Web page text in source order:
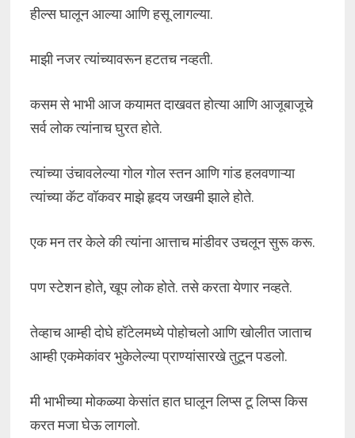
हील्स घालून आल्या आणि हसू लागल्या.
माझी नजर त्यांच्यावरून हटतच नव्हती.
कसम से भाभी आज कयामत दाखवत होत्या आणि आजूबाजूचे
सर्व लोक त्यांनाच घुरत होते.
त्यांच्या उंचावलेल्या गोल गोल स्तन आणि गांड हलवणाऱ्या
त्यांच्या कॅट वॉकवर माझे हृदय जखमी झाले होते.
एक मन तर केले की त्यांना आत्ताच मांडीवर उचलून सुरू करू.
पण स्टेशन होते, खूप लोक होते. तसे करता येणार नव्हते.
तेव्हाच आम्ही दोघे हॉटेलमध्ये पोहोचलो आणि खोलीत जाताच
आम्ही एकमेकांवर भुकेलेल्या प्राण्यांसारखे तुटून पडलो.
मी भाभीच्या मोकळ्या केसांत हात घालून लिप्स टू लिप्स किस
करत मजा घेऊ लागलो.